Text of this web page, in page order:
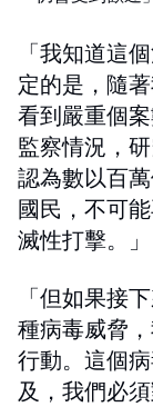
「我知道這
定的是，隨
看到嚴重個
監察情況，
認為數以百
國民，不可
滅性打擊。」
「但如果接
種病毒威脅
行動。這個
及，我們必